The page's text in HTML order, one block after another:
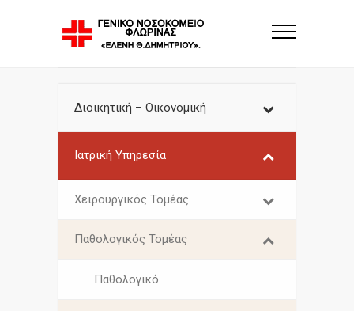
Διοικητική – Οικονομική
Ιατρική Υπηρεσία
Χειρουργικός Τομέας
Παθολογικός Τομέας
Παθολογικό